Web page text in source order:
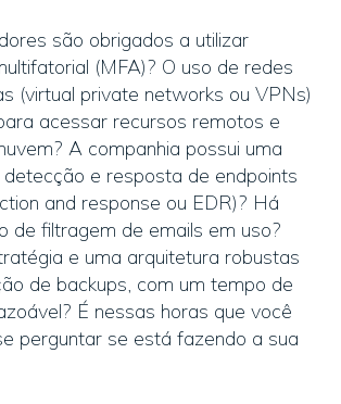
são obrigados a utilizar
(MFA)? O uso de redes
(virtual private networks ou VPNs)
acessar recursos remotos e
A companhia possui uma
e resposta de endpoints
and response ou EDR)? Há
de filtragem de emails em uso?
e uma arquitetura robustas
de backups, com um tempo de
É nessas horas que você
perguntar se está fazendo a sua